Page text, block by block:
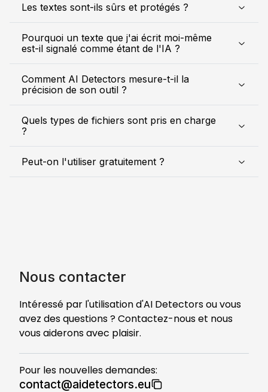
Les textes sont-ils sûrs et protégés ?
Pourquoi un texte que j'ai écrit moi-même
est-il signalé comme étant de l'IA ?
Comment AI Detectors mesure-t-il la
précision de son outil ?
Quels types de fichiers sont pris en charge
?
Peut-on l'utiliser gratuitement ?
Nous contacter
Intéressé par l'utilisation d'AI Detectors ou vous
avez des questions ? Contactez-nous et nous
vous aiderons avec plaisir.
Pour les nouvelles demandes:
contact@aidetectors.eu